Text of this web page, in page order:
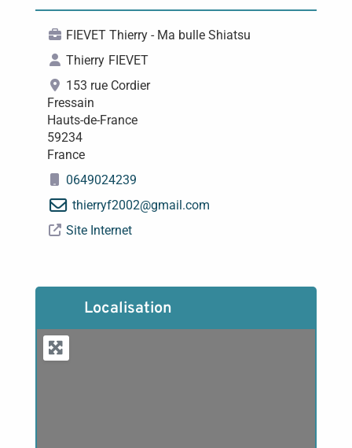
FIEVET Thierry - Ma bulle Shiatsu
Thierry FIEVET
153 rue Cordier
Fressain
Hauts-de-France
59234
France
0649024239
thierryf2002@gmail.com
Site Internet
Localisation